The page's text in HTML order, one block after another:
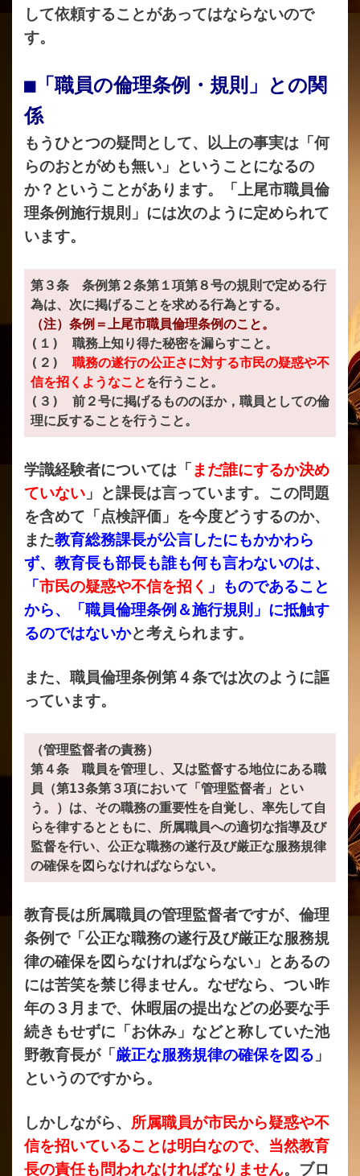
して依頼することがあってはならないので
す。
■「職員の倫理条例・規則」との関
係
もうひとつの疑問として、以上の事実は「何
らのおとがめも無い」ということになるの
か？ということがあります。「上尾市職員倫
理条例施行規則」には次のように定められて
います。
第３条 条例第２条第１項第８号の規則で定める行
為は、次に掲げることを求める行為とする。
（注）条例＝上尾市職員倫理条例のこと。
(１) 職務上知り得た秘密を漏らすこと。
(２) 職務の遂行の公正さに対する市民の疑惑や不
信を招くようなことを行うこと。
(３) 前２号に掲げるもののほか，職員としての倫
理に反することを行うこと。
学識経験者については「 まだ誰にするか決め
ていない 」と課長は言っています。この問題
を含めて「点検評価」を今度どうするのか、
また教育総務課長が公言したにもかかわら
ず、教育長も部長も誰も何も言わないのは、
「 市民の疑惑や不信を招く
」ものであること
から、「職員倫理条例＆施行規則」に抵触す
るのではないかと考えられます。
また、職員倫理条例第４条では次のように謳
っています。
（管理監督者の責務）
第４条 職員を管理し、又は監督する地位にある職
員（第13条第３項において「管理監督者」とい
う。）は、その職務の重要性を自覚し、率先して自
らを律するとともに、所属職員への適切な指導及び
監督を行い、公正な職務の遂行及び厳正な服務規律
の確保を図らなければならない。
教育長は所属職員の管理監督者ですが、倫理
条例で「公正な職務の遂行及び厳正な服務規
律の確保を図らなければならない」とあるの
には苦笑を禁じ得ません。なぜなら、つい昨
年の３月まで、休暇届の提出などの必要な手
続きもせずに「お休み」などと称していた池
野教育長が「 厳正な服務規律の確保を図る 」
というのですから。
しかしながら、 所属職員が市民から疑惑や不
信を招いていることは明白なので、当然教育
長の責任も問われなければなりません。ブロ